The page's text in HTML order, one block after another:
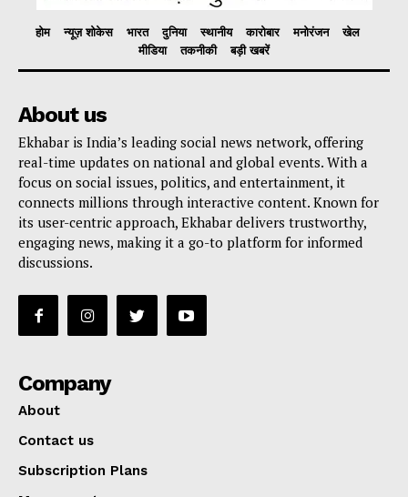
होम न्यूज़ शोकेस भारत दुनिया स्थानीय कारोबार मनोरंजन
खेल
मीडिया
तकनीकी बड़ी खबरें
About us
Ekhabar is India’s leading social news network, offering
real-time updates on national and global events. With a
focus on social issues, politics, and entertainment, it
connects millions through interactive content. Known for
its user-centric approach, Ekhabar delivers trustworthy,
engaging news, making it a go-to platform for informed
discussions.
Company
About
Contact us
Subscription Plans